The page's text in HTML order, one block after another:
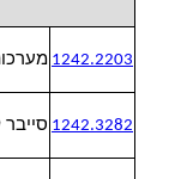
1242.2203
1242.3282